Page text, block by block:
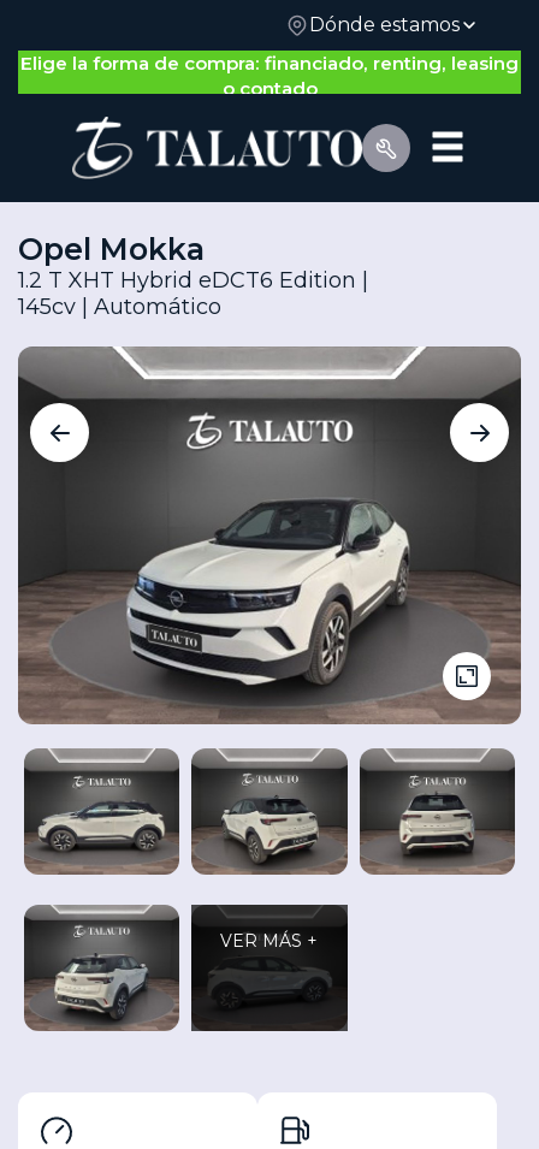
Dónde estamos
Nos adaptamos a ti: gestión 100% on-line o física
Por Tipo de Vehículo
Vehículos
nuevos
Seminuevos
y
Ocasión
Cita
Taller
Opel Mokka
1.2 T XHT Hybrid eDCT6 Edition |
145cv | Automático
VER MÁS +